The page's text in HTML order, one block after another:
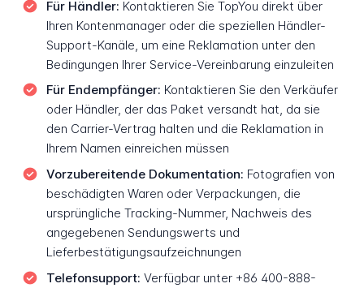
Für Händler: Kontaktieren Sie TopYou direkt über
Ihren Kontenmanager oder die speziellen Händler-
Support-Kanäle, um eine Reklamation unter den
Bedingungen Ihrer Service-Vereinbarung einzuleiten
Für Endempfänger: Kontaktieren Sie den Verkäufer
oder Händler, der das Paket versandt hat, da sie
den Carrier-Vertrag halten und die Reklamation in
Ihrem Namen einreichen müssen
Vorzubereitende Dokumentation: Fotografien von
beschädigten Waren oder Verpackungen, die
ursprüngliche Tracking-Nummer, Nachweis des
angegebenen Sendungswerts und
Lieferbestätigungsaufzeichnungen
Telefonsupport: Verfügbar unter +86 400-888-